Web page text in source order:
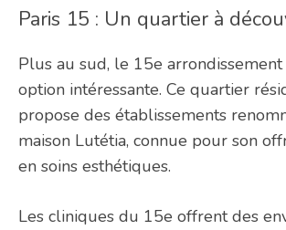
Paris 15 : Un quartier à
Plus au sud, le 15e arrondissement
option intéressante. Ce quartier
propose des établissements
maison Lutétia, connue pour son
en soins esthétiques.
Les cliniques du 15e offrent des